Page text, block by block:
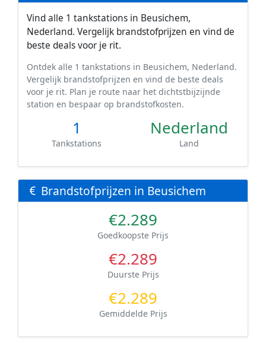
Vind alle 1 tankstations in Beusichem,
Nederland. Vergelijk brandstofprijzen en vind de
beste deals voor je rit.
Ontdek alle 1 tankstations in Beusichem, Nederland.
Vergelijk brandstofprijzen en vind de beste deals
voor je rit. Plan je route naar het dichtstbijzijnde
station en bespaar op brandstofkosten.
1
Tankstations
Nederland
Land
Brandstofprijzen in Beusichem
€2.289
Goedkoopste Prijs
€2.289
Duurste Prijs
€2.289
Gemiddelde Prijs